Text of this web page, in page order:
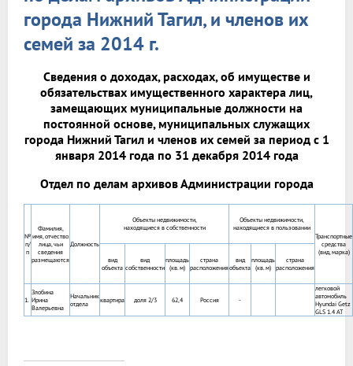
города Нижний Тагил, и членов их
семей за 2014 г.
Сведения о доходах, расходах, об имуществе и
обязательствах имущественного характера лиц,
замещающих муниципальные должности на
постоянной основе, муниципальных служащих
города Нижний Тагил и членов их семей за период с 1
января 2014 года по 31 декабря 2014 года
Отдел по делам архивов Администрации города
№
п/
п
Фамилия,
имя, отчество
лица, чьи
сведения
размещаются
Должность
Объекты недвижимости,
находящиеся в собственности
Объекты недвижимости,
находящиеся в пользовании
Транспортные
средства
(вид, марка)
вид
объекта
вид
собственности
площадь
(кв. м)
страна
расположения
вид
объекта
площадь
(кв. м)
страна
расположения
1.
Злобина
Ирина
Валерьевна
Начальник
отдела
квартира доля 2/3 62,4 Россия -
легковой
автомобиль
Hyundai Getz
GLS 1.4 AT